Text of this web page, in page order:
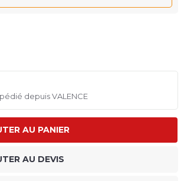
depuis VALENCE
AU PANIER
AU DEVIS